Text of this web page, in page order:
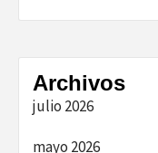
Archivos
julio 2026
mayo 2026